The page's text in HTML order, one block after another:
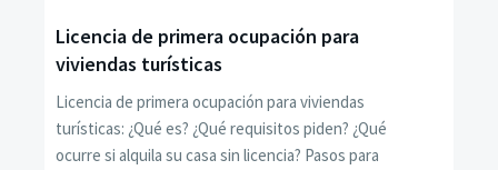
Licencia de primera ocupación para
viviendas turísticas
Licencia de primera ocupación para viviendas
turísticas: ¿Qué es? ¿Qué requisitos piden? ¿Qué
ocurre si alquila su casa sin licencia? Pasos para